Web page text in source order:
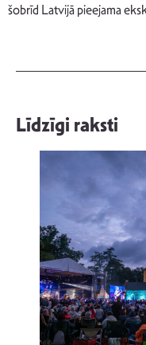
šobrīd Latvijā pieejama
Līdzīgi raksti